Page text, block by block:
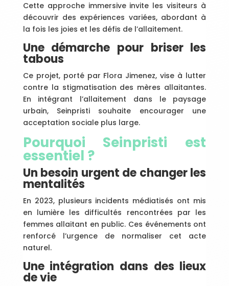
Cette approche immersive invite les visiteurs à
découvrir des expériences variées, abordant à
la fois les joies et les défis de l’allaitement.
Une démarche pour briser les
tabous
Ce projet, porté par Flora Jimenez, vise à lutter
contre la stigmatisation des mères allaitantes.
En intégrant l’allaitement dans le paysage
urbain, Seinpristi souhaite encourager une
acceptation sociale plus large.
Pourquoi Seinpristi est
essentiel ?
Un besoin urgent de changer les
mentalités
En 2023, plusieurs incidents médiatisés ont mis
en lumière les difficultés rencontrées par les
femmes allaitant en public. Ces événements ont
renforcé l’urgence de normaliser cet acte
naturel.
Une intégration dans des lieux
de vie